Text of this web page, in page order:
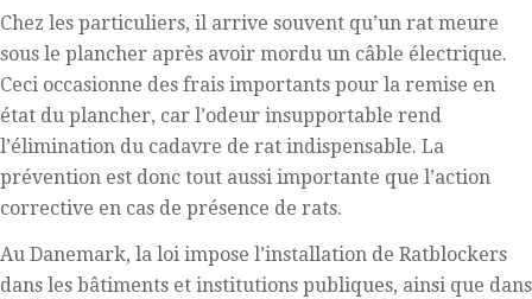
Chez les particuliers, il arrive souvent qu’un rat meure
sous le plancher après avoir mordu un câble électrique.
Ceci occasionne des frais importants pour la remise en
état du plancher, car l’odeur insupportable rend
l’élimination du cadavre de rat indispensable. La
prévention est donc tout aussi importante que l’action
corrective en cas de présence de rats.
Au Danemark, la loi impose l’installation de Ratblockers
dans les bâtiments et institutions publiques, ainsi que dans